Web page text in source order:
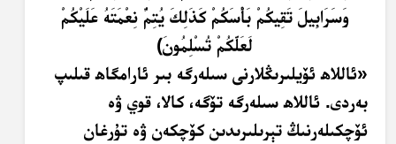
وسرابيل تقيكم بَأْسكم كَذَلك يتم نعمتَهُ عليكم
لعلكم تسلمون﴾
«ئاللاھ ئۆيلىرىڭلارنى سىلەرگە بىر ئارامگاھ قىلىپ
بەردى. ئاللاھ سىلەرگە تۆگە، كالا، قوي ۋە
ئۆچكىلەرنىڭ تېرىلىرىدىن كۆچكەن ۋە تۇرغان